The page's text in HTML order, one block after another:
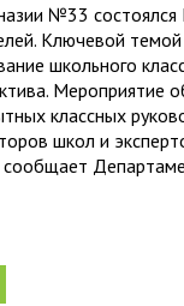
№33
Ключевой
школьного
Мероприятие
классных
школ и